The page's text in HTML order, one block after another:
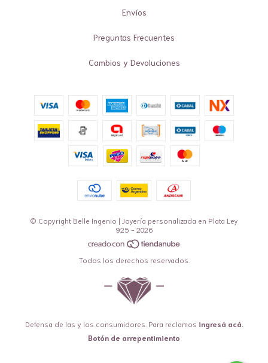
Envíos
Preguntas Frecuentes
Cambios y Devoluciones
© Copyright Belle Ingenio | Joyería personalizada en Plata Ley
925 - 2026
Todos los derechos reservados.
Defensa de las y los consumidores. Para reclamos ingresá acá.
Botón de arrepentimiento